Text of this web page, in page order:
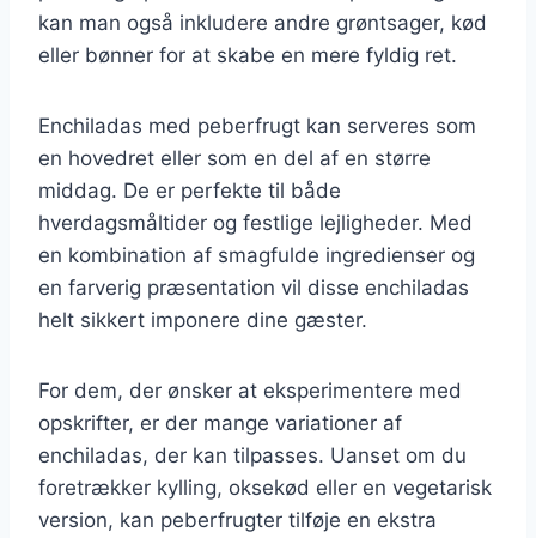
kan man også inkludere andre grøntsager, kød
eller bønner for at skabe en mere fyldig ret.
Enchiladas med peberfrugt kan serveres som
en hovedret eller som en del af en større
middag. De er perfekte til både
hverdagsmåltider og festlige lejligheder. Med
en kombination af smagfulde ingredienser og
en farverig præsentation vil disse enchiladas
helt sikkert imponere dine gæster.
For dem, der ønsker at eksperimentere med
opskrifter, er der mange variationer af
enchiladas, der kan tilpasses. Uanset om du
foretrækker kylling, oksekød eller en vegetarisk
version, kan peberfrugter tilføje en ekstra